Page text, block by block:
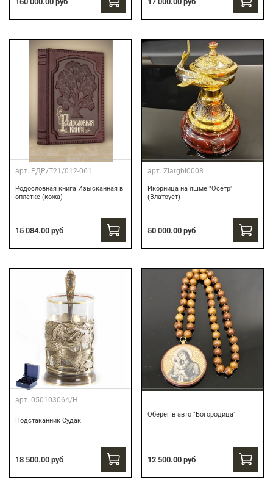
арт. РДР/Т21/012-061
Родословная книга Изысканная в
оплетке (кожа)
15 084.00 руб
арт. Zlatgbi0008
Икорница на яшме "Осетр"
(Златоуст)
50 000.00 руб
арт. 050103064/Н
Подстаканник Судак
18 500.00 руб
Оберег в авто "Богородица"
12 500.00 руб